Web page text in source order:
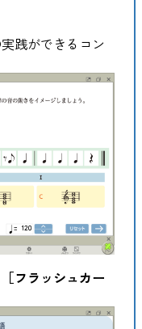
践ができるコン
［フラッシュカー